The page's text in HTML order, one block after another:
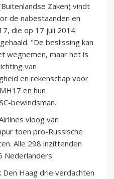
Zaken) vindt
de nabestaanden en
die op 17 juli 2014
"De beslissing kan
wegnemen, maar het is
van
en rekenschap voor
en hun
bewindsman.
vloog van
toen pro-Russische
Alle 298 inzittenden
Nederlanders.
Haag drie verdachten